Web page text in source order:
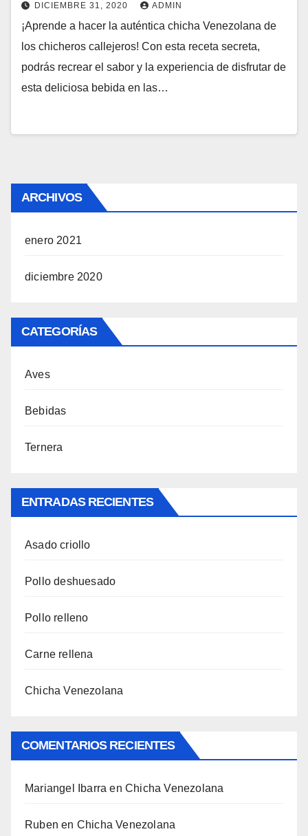
DICIEMBRE 31, 2020 ADMIN
¡Aprende a hacer la auténtica chicha Venezolana de
los chicheros callejeros! Con esta receta secreta,
podrás recrear el sabor y la experiencia de disfrutar de
esta deliciosa bebida en las…
ARCHIVOS
enero 2021
diciembre 2020
CATEGORÍAS
Aves
Bebidas
Ternera
ENTRADAS RECIENTES
Asado criollo
Pollo deshuesado
Pollo relleno
Carne rellena
Chicha Venezolana
COMENTARIOS RECIENTES
Mariangel Ibarra enChicha Venezolana
Ruben en Chicha Venezolana